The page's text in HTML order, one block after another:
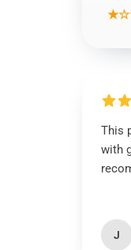
This
with
J